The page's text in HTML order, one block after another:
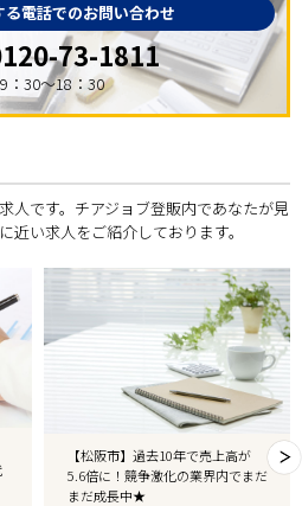
る電話でのお問い合わせ
73-1811
：30～18：30
人です。チアジョブ登販内であなたが見
い求人をご紹介しております。
【松阪市】過去10年で売上高が
5.6倍に！競争激化の業界内でまだ
まだ成長中★